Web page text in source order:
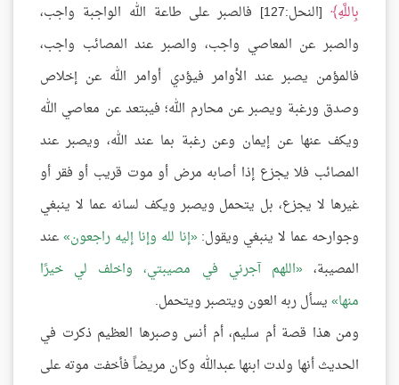
بِاللَّهِ
[النحل:127] فالصبر على طاعة الله الواجبة واجب،
والصبر عن المعاصي واجب، والصبر عند المصائب واجب،
فالمؤمن يصبر عند الأوامر فيؤدي أوامر الله عن إخلاص
وصدق ورغبة ويصبر عن محارم الله؛ فيبتعد عن معاصي الله
ويكف عنها عن إيمان وعن رغبة بما عند الله، ويصبر عند
المصائب فلا يجزع إذا أصابه مرض أو موت قريب أو فقر أو
غيرها لا يجزع، بل يتحمل ويصبر ويكف لسانه عما لا ينبغي
وجوارحه عما لا ينبغي ويقول: إنا لله وإنا إليه راجعون عند
المصيبة، اللهم آجرني في مصيبتي، واخلف لي خيرًا
منها يسأل ربه العون ويتصبر ويتحمل.
ومن هذا قصة أم سليم، أم أنس وصبرها العظيم ذكرت في
الحديث أنها ولدت ابنها عبدالله وكان مريضاً فأخفت موته على